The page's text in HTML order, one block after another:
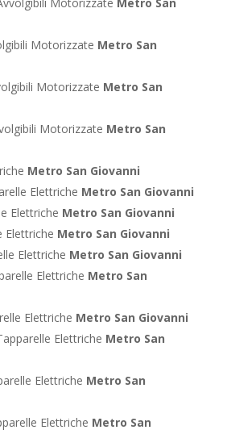
Motorizzate Metro San
Motorizzate Metro San
Motorizzate Metro San
Metro San Giovanni
Elettriche Metro San Giovanni
Elettriche Metro San Giovanni
Elettriche Metro San Giovanni
Elettriche Metro San Giovanni
Elettriche Metro San
Elettriche Metro San Giovanni
Elettriche Metro San
Elettriche Metro San
Elettriche Metro San